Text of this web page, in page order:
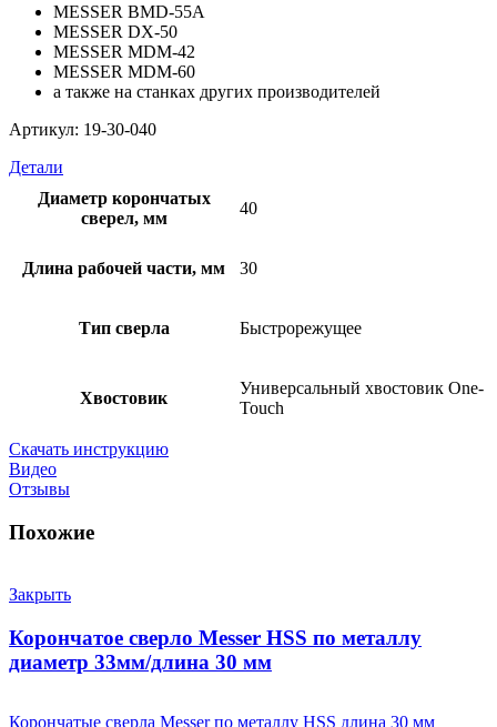
MESSER BMD-55A
MESSER DX-50
MESSER MDM-42
MESSER MDM-60
а также на станках других производителей
Артикул: 19-30-040
Детали
Диаметр корончатых
сверел, мм
40
Длина рабочей части, мм 30
Тип сверла Быстрорежущее
Хвостовик
Универсальный хвостовик Оne-
Touch
Скачать инструкцию
Видео
Отзывы
Похожие
Закрыть
Корончатое сверло Messer HSS по металлу
диаметр 33мм/длина 30 мм
Корончатые сверла Messer по металлу HSS длина 30 мм